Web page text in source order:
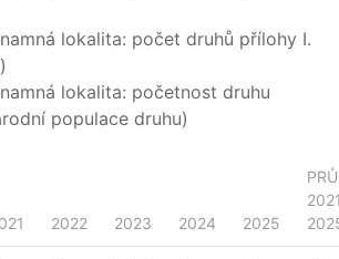
lokalita: počet druhů přílohy I.
lokalita: početnost druhu
populace druhu)
2022 2023 2024 2025